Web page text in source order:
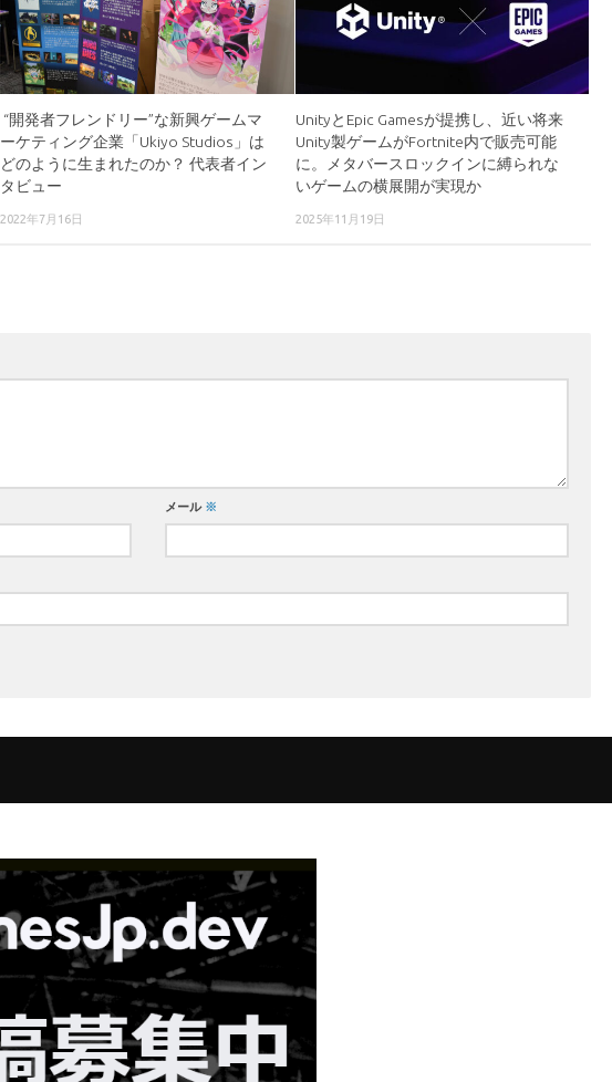
“開発者フレンドリー”な新興ゲームマ
ーケティング企業「Ukiyo Studios」は
どのように生まれたのか？ 代表者イン
タビュー
2022年7月16日
UnityとEpic Gamesが提携し、近い将来
Unity製ゲームがFortnite内で販売可能
に。メタバースロックインに縛られな
いゲームの横展開が実現か
2025年11月19日
メール ※